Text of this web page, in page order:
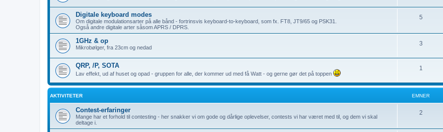
e
n
r
Digitale keyboard modes
Om digitale modulationsarter på alle bånd - fortrinsvis keyboard-to-keyboard, som fx. FT8, JT9/65 og PSK31.
Også andre digitale arter såsom APRS / DPRS.
5E
n
r
1GHz & op
Mikrobølger, fra 23cm og nedad
3E
n
e
r
QRP, /P, SOTA
Lav effekt, ud af huset og opad - gruppen for alle, der kommer ud med få Watt - og gerne gør det på toppen
1
n
AKTIVITETER EMNER
Contest-erfaringer
Mange har et forhold til contesting - her snakker vi om gode og dårlige oplevelser, contests vi har været med til, og dem vi skal
deltage i.
2E